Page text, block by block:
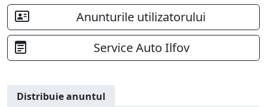
Anunturile utilizatorului
Service Auto Ilfov
Distribuie anuntul